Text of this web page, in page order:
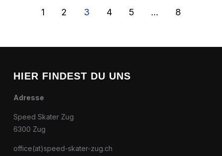
1 2 3 4 5 … 8
HIER FINDEST DU UNS
Adresse
Speed Skater Zug
6300 Zug
office(at)speed-skater-zug.ch